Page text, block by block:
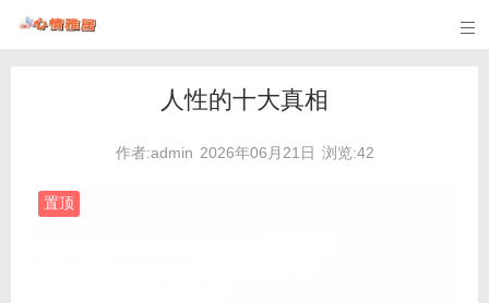

人性的十大真相
作者:admin 2026年06月21日 浏览:42
置顶